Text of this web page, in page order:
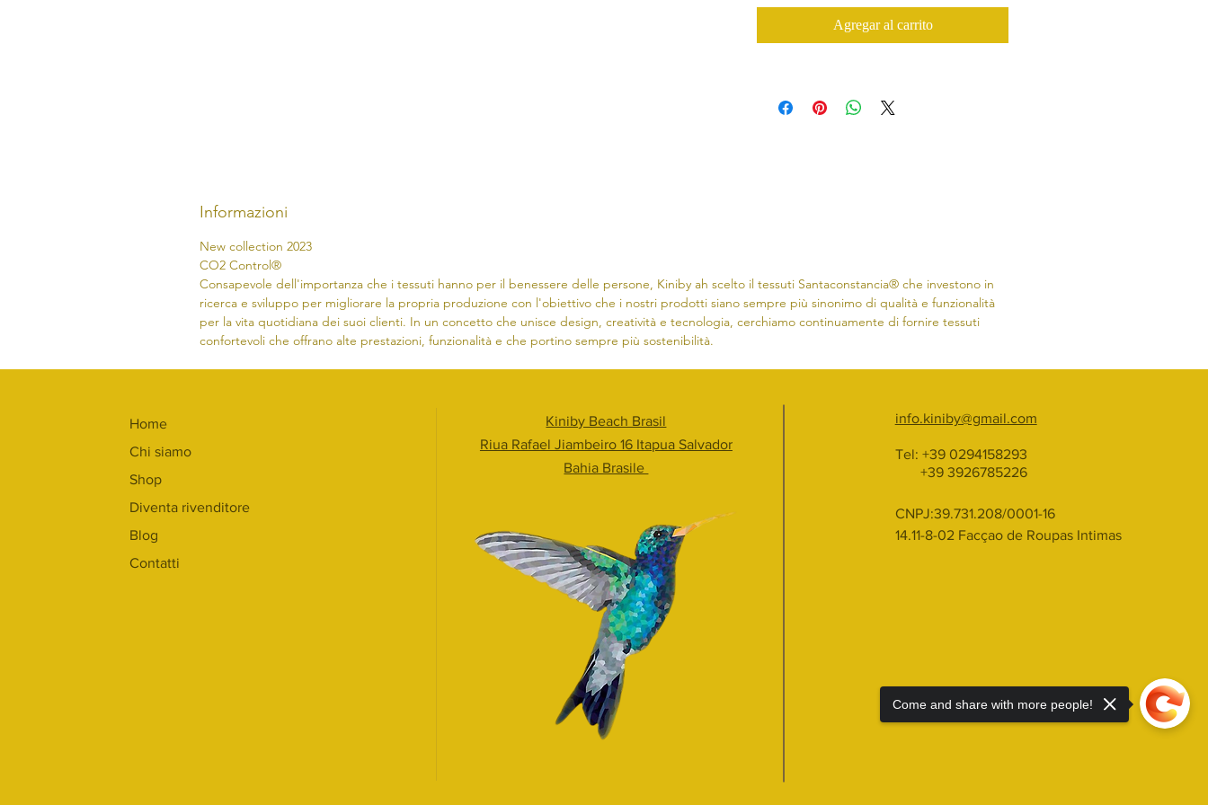
Agregar al carrito
Informazioni
New collection 2023
CO2 Control®
Consapevole dell'importanza che i tessuti hanno per il benessere delle persone, Kiniby ah scelto il tessuti Santaconstancia® che investono in
ricerca e sviluppo per migliorare la propria produzione con l'obiettivo che i nostri prodotti siano sempre più sinonimo di qualità e funzionalità
per la vita quotidiana dei suoi clienti. In un concetto che unisce design, creatività e tecnologia, cerchiamo continuamente di fornire tessuti
confortevoli che offrano alte prestazioni, funzionalità e che portino sempre più sostenibilità.
Home
Chi siamo
Shop
Diventa rivenditore
Blog
Contatti
Kiniby Beach Brasil
Riua Rafael Jiambeiro 16 Itapua Salvador
Bahia Brasile
info.kiniby@gmail.com
Tel: +39 0294158293
+39 3926785226
CNPJ:39.731.208/0001-16
14.11-8-02 Facçao de Roupas Intimas
Come and share with more people!